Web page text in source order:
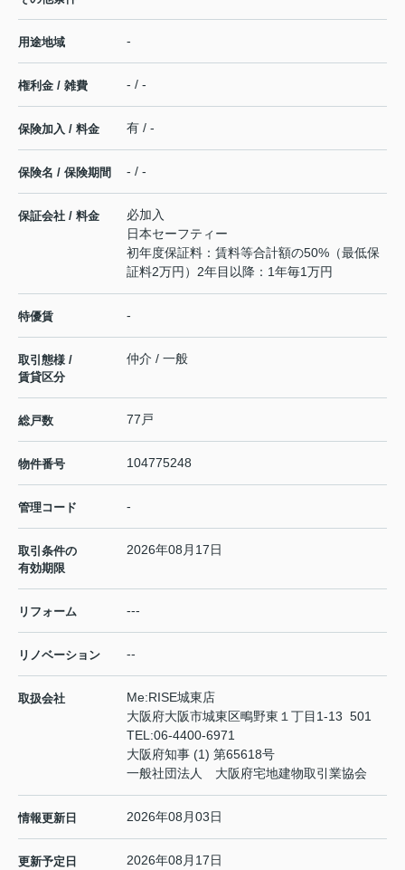
用途地域 -
権利金 / 雑費 - / -
保険加入 / 料金 有 / -
保険名 / 保険期間 - / -
保証会社 / 料金
必加入
日本セーフティー
初年度保証料：賃料等合計額の50%（最低保
証料2万円）2年目以降：1年毎1万円
特優賃 -
取引態様 /
賃貸区分
仲介 / 一般
総戸数 77戸
物件番号 104775248
管理コード -
取引条件の
有効期限
2026年08月17日
リフォーム ---
リノベーション --
取扱会社
Me:RISE城東店
大阪府大阪市城東区鴫野東１丁目1-13 501
TEL:06-4400-6971
大阪府知事 (1) 第65618号
一般社団法人 大阪府宅地建物取引業協会
情報更新日 2026年08月03日
更新予定日 2026年08月17日